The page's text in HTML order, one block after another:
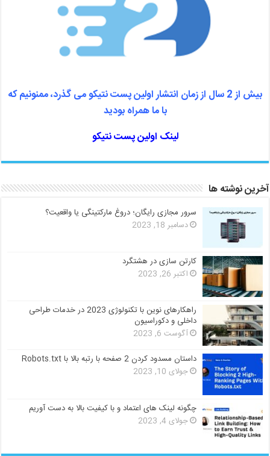
بیش از 2 سال از زمان انتشار اولین پست نتیکو می گذرد، ممنونیم که
با ما همراه بودید
لینک اولین پست نتیکو
آخرین نوشته ها
سرور مجازی رایگان؛ دروغ مارکتینگی یا واقعیت؟
دسامبر 18, 2023
کارتن سازی در هشتگرد
اکتبر 26, 2023
راهکارهای نوین با تکنولوژی 2023 در خدمات طراحی
داخلی و دکوراسیون
آگوست 6, 2023
داستان مسدود کردن 2 صفحه با رتبه بالا با Robots.txt
جولای 10, 2023
چگونه لینک های اعتماد و با کیفیت بالا به دست آوریم
جولای 4, 2023